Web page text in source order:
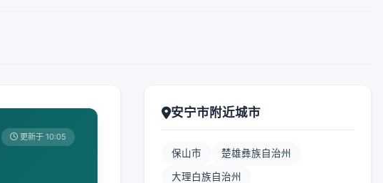
更新于 10:05
安宁市附近城市
保山市 楚雄彝族自治州
大理白族自治州